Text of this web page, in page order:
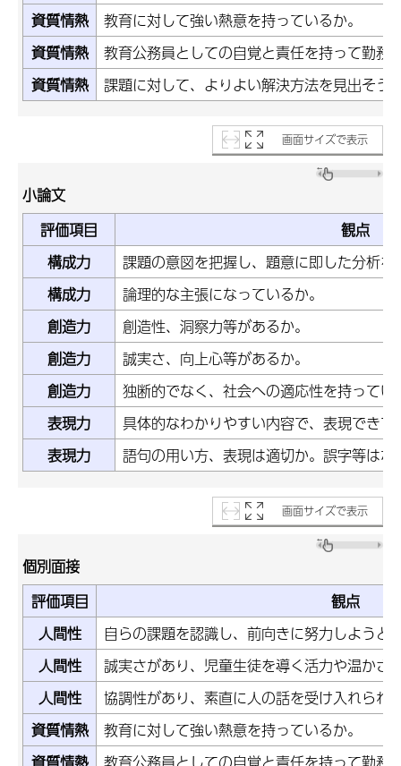
資質情熱
教育に対して強い熱意を持っているか。
資質情熱
教育公務員としての自覚と責任を持って勤務
資質情熱
課題に対して、よりよい解決方法を見出そう
画面サイズで表示
小論文
評価項目
観点
構成力
課題の意図を把握し、題意に即した分析を
構成力
論理的な主張になっているか。
創造力
創造性、洞察力等があるか。
創造力
誠実さ、向上心等があるか。
創造力
独断的でなく、社会への適応性を持ってい
表現力
具体的なわかりやすい内容で、表現できて
表現力
語句の用い方、表現は適切か。誤字等はな
画面サイズで表示
個別面接
評価項目
観点
人間性
自らの課題を認識し、前向きに努力しようと
人間性
誠実さがあり、児童生徒を導く活力や温かさ
人間性
協調性があり、素直に人の話を受け入れられ
資質情熱
教育に対して強い熱意を持っているか。